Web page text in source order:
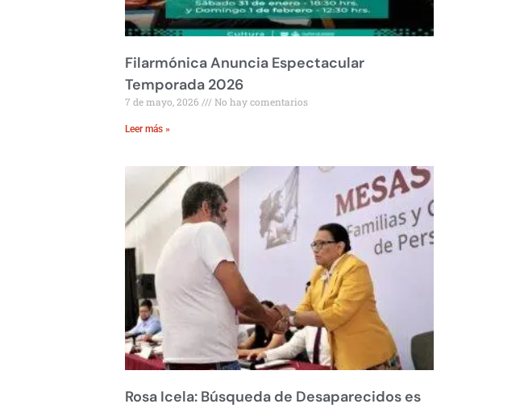
Filarmónica Anuncia Espectacular
Temporada 2026
7 de mayo, 2026 No hay comentarios
Leer más »
Rosa Icela: Búsqueda de Desaparecidos es